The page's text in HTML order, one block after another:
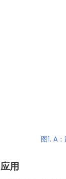
图1. A
应用